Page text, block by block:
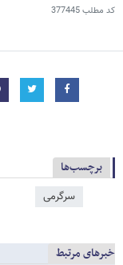
کد مطلب377445
برچسب‌ها
سرگرمی
خبرهای مرتبط